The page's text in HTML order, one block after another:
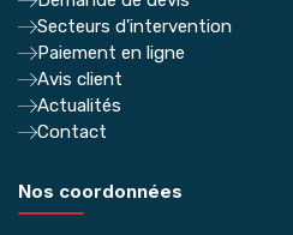
Secteurs d'intervention
Paiement en ligne
Avis client
Actualités
Contact
Nos coordonnées